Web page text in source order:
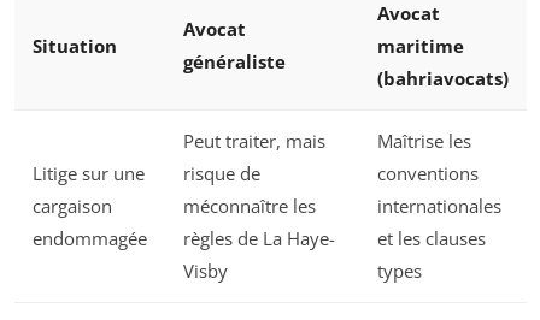
Situation
Avocat
généraliste
Avocat
maritime
(bahriavocats)
Litige sur une
cargaison
endommagée
Peut traiter, mais
risque de
méconnaître les
règles de La Haye-
Visby
Maîtrise les
conventions
internationales
et les clauses
types